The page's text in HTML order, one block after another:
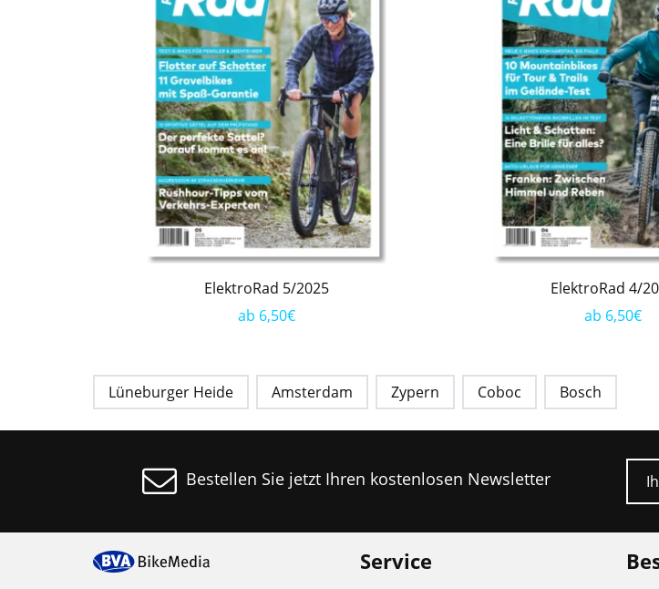
ElektroRad 5/2025
ab 6,50€
ElektroRad 4/
ab 6,50€
Lüneburger Heide Amsterdam Zypern Coboc Bosch
Bestellen Sie jetzt Ihren kostenlosen Newsletter E-
Service